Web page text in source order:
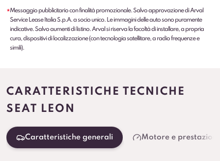
*Messaggio pubblicitario con finalità promozionale. Salvo approvazione di Arval
Service Lease Italia S.p.A. a socio unico. Le immagini delle auto sono puramente
indicative. Salvo aumenti di listino. Arval si riserva la facoltà di installare, a propria
cura, dispositivi di localizzazione (con tecnologia satellitare, a radio frequenze e
simili).
CARATTERISTICHE TECNICHE
SEAT LEON
Caratteristiche generali Motore e prestazioni